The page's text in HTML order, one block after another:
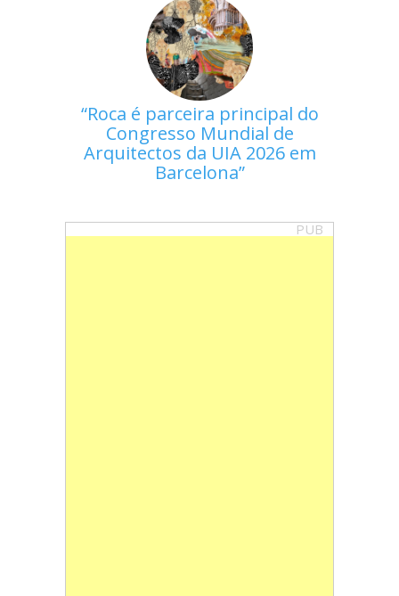
Roca é parceira principal do
Congresso Mundial de
Arquitectos da UIA 2026 em
Barcelona
PUB